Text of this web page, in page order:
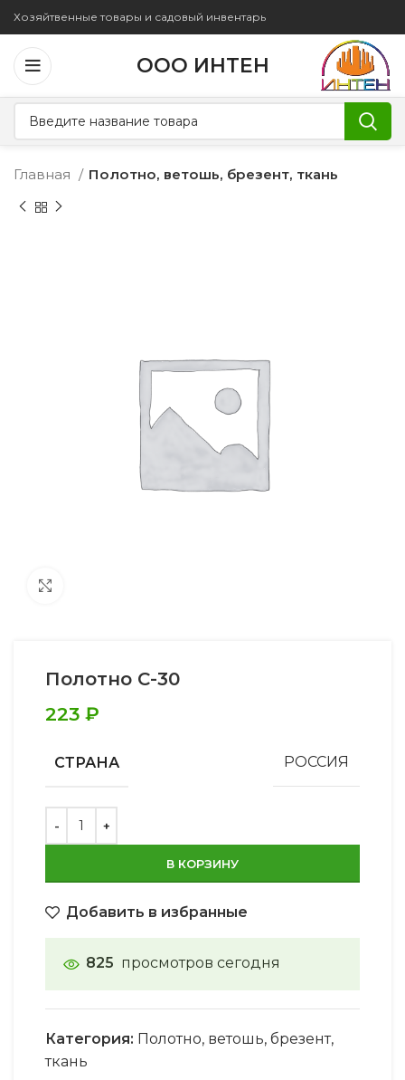
Хозяйтвенные товары и садовый инвентарь
ООО ИНТЕН
Главная Полотно, ветошь, брезент, ткань
Полотно С-30
223 ₽
СТРАНА РОССИЯ
В КОРЗИНУ
Добавить в избранные
825 просмотров сегодня
Категория: Полотно, ветошь, брезент,
ткань